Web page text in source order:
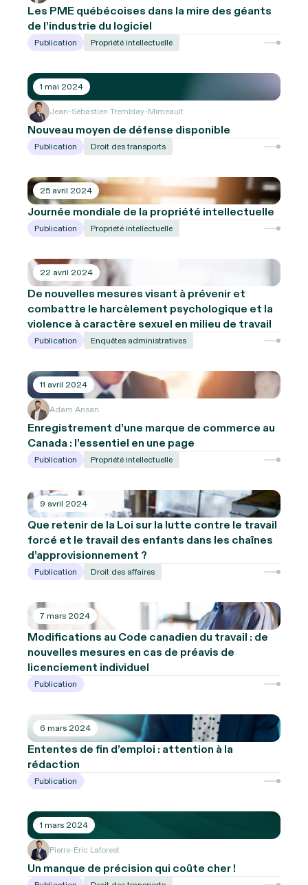
Les PME québécoises dans la mire des géants
de l’industrie du logiciel
Publication Propriété intellectuelle
1 mai 2024
Jean-Sébastien Tremblay-Mimeault
Nouveau moyen de défense disponible
Publication Droit des transports
25 avril 2024
Journée mondiale de la propriété intellectuelle
Publication Propriété intellectuelle
22 avril 2024
De nouvelles mesures visant à prévenir et
combattre le harcèlement psychologique et la
violence à caractère sexuel en milieu de travail
Publication Enquêtes administratives
11 avril 2024
Adam Ansari
Enregistrement d’une marque de commerce au
Canada : l’essentiel en une page
Publication Propriété intellectuelle
9 avril 2024
Que retenir de la Loi sur la lutte contre le travail
forcé et le travail des enfants dans les chaînes
d’approvisionnement ?
Publication Droit des affaires
7 mars 2024
Modifications au Code canadien du travail : de
nouvelles mesures en cas de préavis de
licenciement individuel
Publication
6 mars 2024
Ententes de fin d’emploi : attention à la
rédaction
Publication
1 mars 2024
Pierre-Éric Laforest
Un manque de précision qui coûte cher !